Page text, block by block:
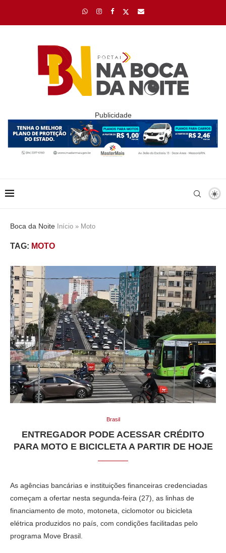
Publicidade
Boca da Noite Início » Moto
TAG: MOTO
Brasil
ENTREGADOR PODE ACESSAR CRÉDITO
PARA MOTO E BICICLETA A PARTIR DE HOJE
As agências bancárias e instituições financeiras credenciadas
começam a ofertar nesta segunda-feira (27), as linhas de
financiamento de moto, motoneta, ciclomotor ou bicicleta
elétrica produzidos no país, com condições facilitadas pelo
programa Move Brasil.